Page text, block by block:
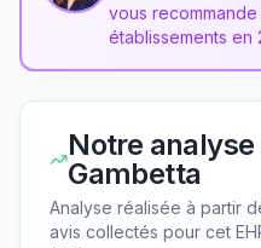
vous recommande
établissements en
Notre analyse
Gambetta
Analyse réalisée à partir
avis collectés pour cet